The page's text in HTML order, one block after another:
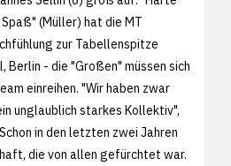
(Müller) hat die MT
zur Tabellenspitze
Berlin - die "Großen" müssen sich
einreihen. "Wir haben zwar
unglaublich starkes Kollektiv",
in den letzten zwei Jahren
die von allen gefürchtet war.